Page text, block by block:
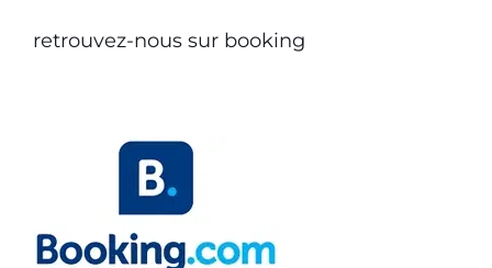
retrouvez-nous sur booking